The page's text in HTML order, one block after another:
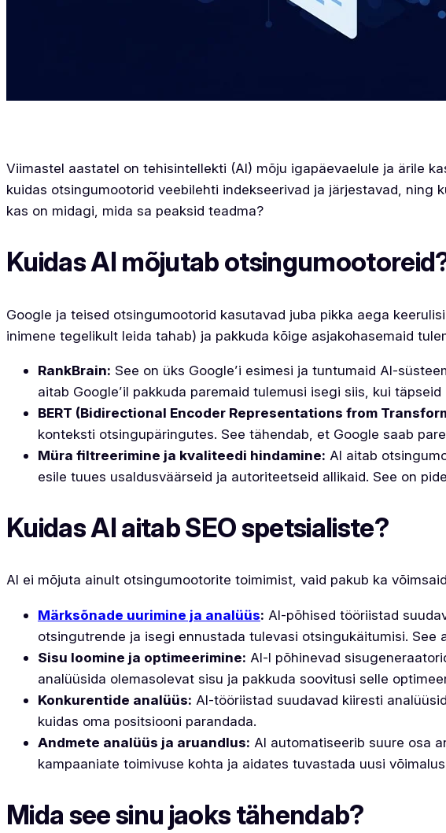
Viimastel aastatel on tehisintellekti (AI) mõju igapäevaelule ja ärile
kuidas otsingumootorid veebilehti indekseerivad ja järjestavad, ning
kas on midagi, mida sa peaksid teadma?
Kuidas AI mõjutab
Google ja teised otsingumootorid kasutavad juba pikka aega
inimene tegelikult leida tahab) ja pakkuda kõige asjakohasemaid
RankBrain: See on üks Google’i esimesi ja tuntumaid AI-
aitab Google’il pakkuda paremaid tulemusi isegi siis, kui
BERT (Bidirectional Encoder Representations from
konteksti otsingupäringutes. See tähendab, et Google saab
Müra filtreerimine ja kvaliteedi hindamine: AI aitab
esile tuues usaldusväärseid ja autoriteetseid allikaid. See on
Kuidas AI aitab SEO spetsialiste?
AI ei mõjuta ainult otsingumootorite toimimist, vaid pakub ka
Märksõnade uurimine ja analüüs: AI-põhised tööriistad
otsingutrende ja isegi ennustada tulevasi otsingukäitumisi. See
Sisu loomine ja optimeerimine: AI-l põhinevad
analüüsida olemasolevat sisu ja pakkuda soovitusi selle
Konkurentide analüüs: AI-tööriistad suudavad kiiresti
kuidas oma positsiooni parandada.
Andmete analüüs ja aruandlus: AI automatiseerib suure osa
kampaaniate toimivuse kohta ja aidates tuvastada uusi
Mida see sinu jaoks tähendab?